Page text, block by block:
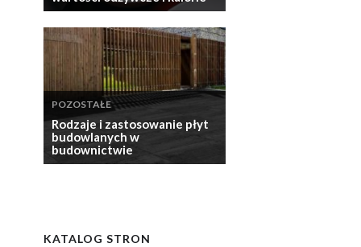
POZOSTAŁE
Rodzaje i zastosowanie płyt
budowlanych w
budownictwie
KATALOG STRON